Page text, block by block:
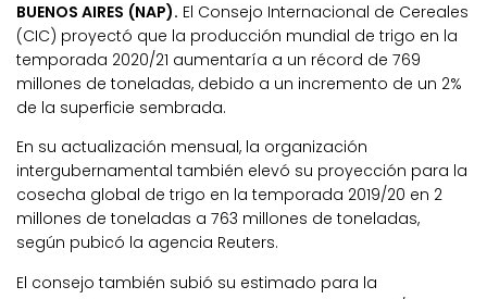
BUENOS AIRES (NAP). El Consejo Internacional de Cereales
(CIC) proyectó que la producción mundial de trigo en la
temporada 2020/21 aumentaría a un récord de 769
millones de toneladas, debido a un incremento de un 2%
de la superficie sembrada.
En su actualización mensual, la organización
intergubernamental también elevó su proyección para la
cosecha global de trigo en la temporada 2019/20 en 2
millones de toneladas a 763 millones de toneladas,
según pubicó la agencia Reuters.
El consejo también subió su estimado para la